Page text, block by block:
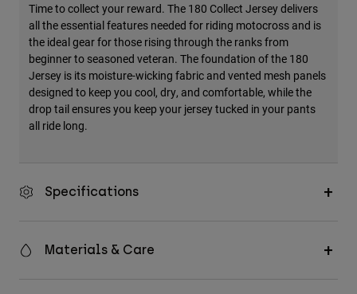
Time to collect your reward. The 180 Collect Jersey delivers
all the essential features needed for riding motocross and is
the ideal gear for those rising through the ranks from
beginner to seasoned veteran. The foundation of the 180
Jersey is its moisture-wicking fabric and vented mesh panels
designed to keep you cool, dry, and comfortable, while the
drop tail ensures you keep your jersey tucked in your pants
all ride long.
Specifications
Materials & Care